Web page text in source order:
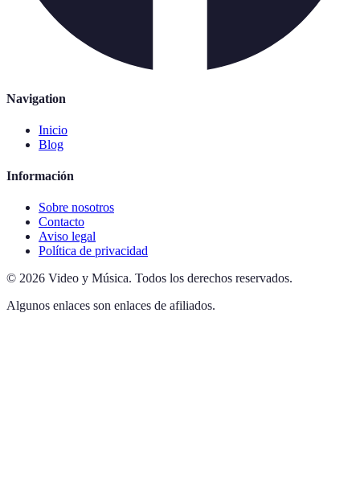
Navigation
Inicio
Blog
Información
Sobre nosotros
Contacto
Aviso legal
Política de privacidad
© 2026 Video y Música. Todos los derechos reservados.
Algunos enlaces son enlaces de afiliados.